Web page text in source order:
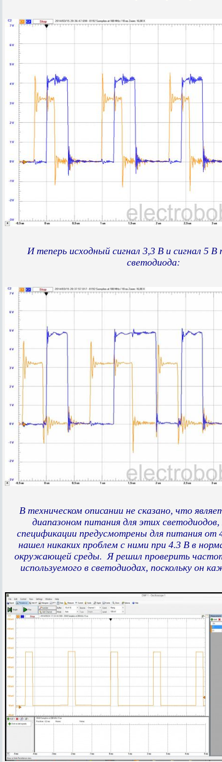
И теперь исходный сигнал 3,3 В и сигнал 5 В
светодиода:
В техническом описании не сказано, что
диапазоном питания для этих
спецификации предусмотрены для питания от
нашел никаких проблем с ними при 4.3 В в
окружающей среды. Я решил проверить
используемого в светодиодах, поскольку он